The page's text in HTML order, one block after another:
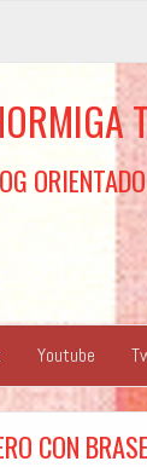
Youtube
CON